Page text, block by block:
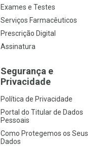
Exames e Testes
Serviços Farmacêuticos
Prescrição Digital
Assinatura
Segurança e
Privacidade
Política de Privacidade
Portal do Titular de Dados
Pessoais
Como Protegemos os Seus
Dados